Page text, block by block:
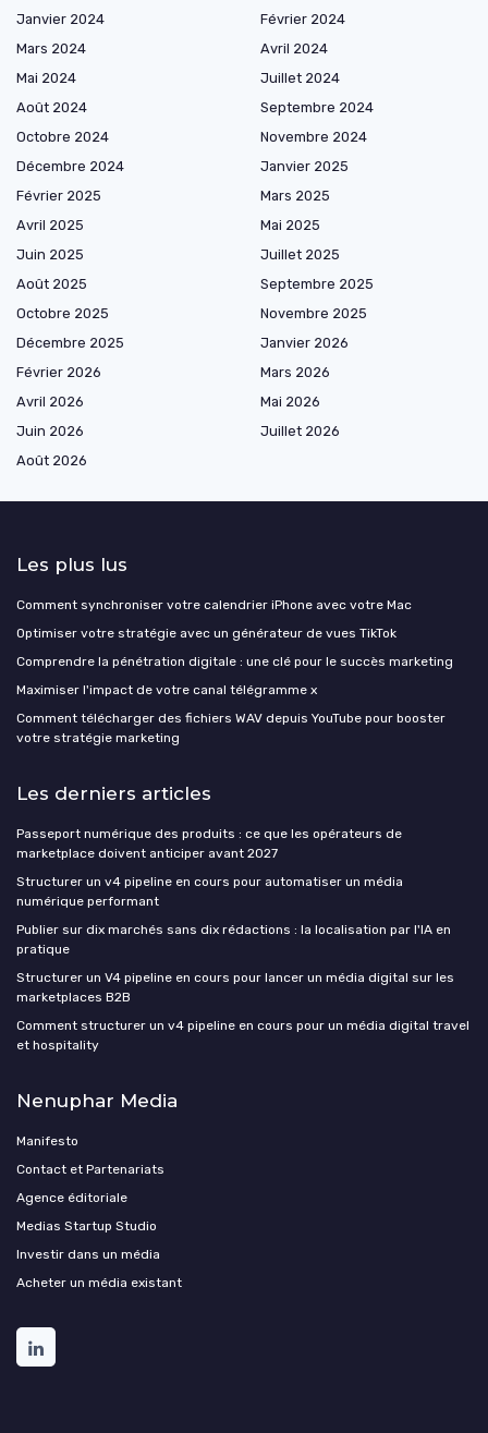
Janvier 2024
Février 2024
Mars 2024
Avril 2024
Mai 2024
Juillet 2024
Août 2024
Septembre 2024
Octobre 2024
Novembre 2024
Décembre 2024
Janvier 2025
Février 2025
Mars 2025
Avril 2025
Mai 2025
Juin 2025
Juillet 2025
Août 2025
Septembre 2025
Octobre 2025
Novembre 2025
Décembre 2025
Janvier 2026
Février 2026
Mars 2026
Avril 2026
Mai 2026
Juin 2026
Juillet 2026
Août 2026
Les plus lus
Comment synchroniser votre calendrier iPhone avec votre Mac
Optimiser votre stratégie avec un générateur de vues TikTok
Comprendre la pénétration digitale : une clé pour le succès marketing
Maximiser l'impact de votre canal télégramme x
Comment télécharger des fichiers WAV depuis YouTube pour booster
votre stratégie marketing
Les derniers articles
Passeport numérique des produits : ce que les opérateurs de
marketplace doivent anticiper avant 2027
Structurer un v4 pipeline en cours pour automatiser un média
numérique performant
Publier sur dix marchés sans dix rédactions : la localisation par l'IA en
pratique
Structurer un V4 pipeline en cours pour lancer un média digital sur les
marketplaces B2B
Comment structurer un v4 pipeline en cours pour un média digital travel
et hospitality
Nenuphar Media
Manifesto
Contact et Partenariats
Agence éditoriale
Medias Startup Studio
Investir dans un média
Acheter un média existant